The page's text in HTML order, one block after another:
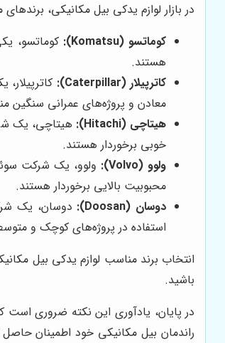
در بازار لوازم یدکی بیل مکانیکی،
کوماتسو (Komatsu):
کوماتسو،
هستند.
کاترپیلار (Caterpillar):
معادن و پروژه‌های عمرانی سنگین
هیتاچی (Hitachi):
هیتاچی، یک
خوبی برخوردار هستند.
ولوو (Volvo):
ولوو، یک شرکت
محبوبیت بالایی برخوردار هستند.
دوسان (Doosan):
دوسان، یک
استفاده در پروژه‌های کوچک و
انتخاب برند مناسب لوازم یدکی بیل
باشید.
در پایان، یادآوری این نکته ضروری است
راندمان بیل مکانیکی خود اطمینان